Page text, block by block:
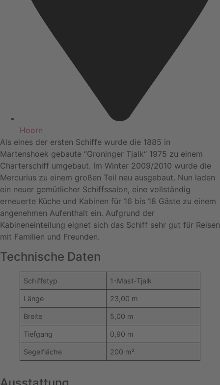
Hoorn
Als eines der ersten Schiffe wurde die 1885 in
Martenshoek gebaute “Groninger Tjalk“ 1975 zu einem
Charterschiff umgebaut. Im Winter 2009/2010 wurde die
Mercurius zu einem großen Teil neu ausgebaut. Nun laden
ein neuer gemütlicher Schiffssalon, eine vollständig
erneuerte Küche und Kabinen für 16 bis 18 Gäste zu einem
angenehmen Aufenthalt ein. Aufgrund der
Kabineneinteilung eignet sich das Schiff sehr gut für Reisen
mit Familien und Freunden.
Technische Daten
Schiffstyp 1-Mast-Tjalk
Länge 23,00 m
Breite 5,00 m
Tiefgang 0,90 m
Segelfläche 200 m²